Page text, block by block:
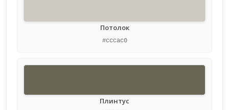
Потолок
#cccac0
Плинтус